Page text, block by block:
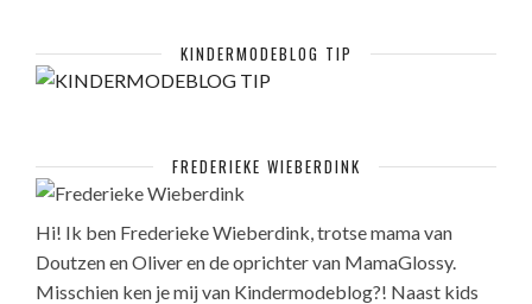
KINDERMODEBLOG TIP
FREDERIEKE WIEBERDINK
Hi! Ik ben Frederieke Wieberdink, trotse mama van
Doutzen en Oliver en de oprichter van MamaGlossy.
Misschien ken je mij van Kindermodeblog?! Naast kids